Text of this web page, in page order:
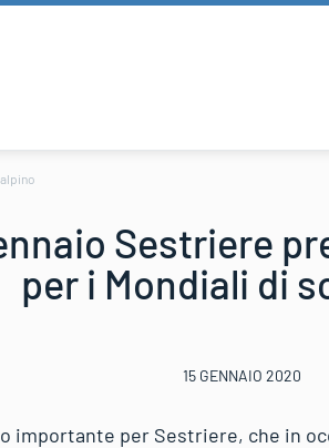
Sestriere
per i Mondiali di
15 GENNAIO 2020
importante per Sestriere, che in